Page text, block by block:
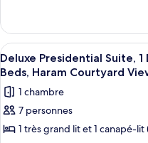
Présidentielle,
très
grand
lit
et
1
canapé-
le
type
de
chambre
Présidentielle,
grand
Afficher
toutes
les
photos
pour
ce
8
Deluxe Presidential Suite,
Beds, Haram Courtyard
1 chambre
7 personnes
1 très grand lit et 1 canapé-